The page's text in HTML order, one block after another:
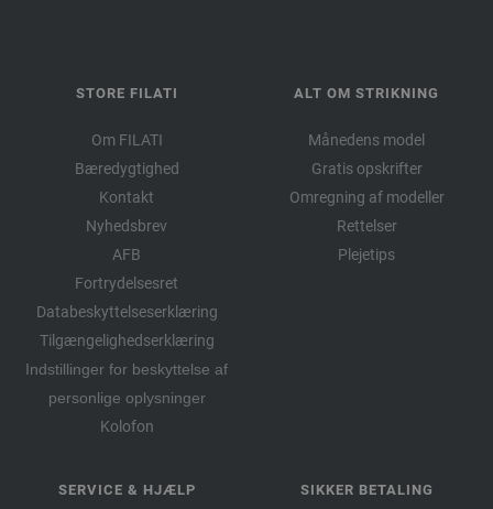
STORE FILATI
Om FILATI
Bæredygtighed
Kontakt
Nyhedsbrev
AFB
Fortrydelsesret
Databeskyttelseserklæring
Tilgængelighedserklæring
Indstillinger for beskyttelse af
personlige oplysninger
Kolofon
ALT OM STRIKNING
Månedens model
Gratis opskrifter
Omregning af modeller
Rettelser
Plejetips
SERVICE & HJÆLP SIKKER BETALING